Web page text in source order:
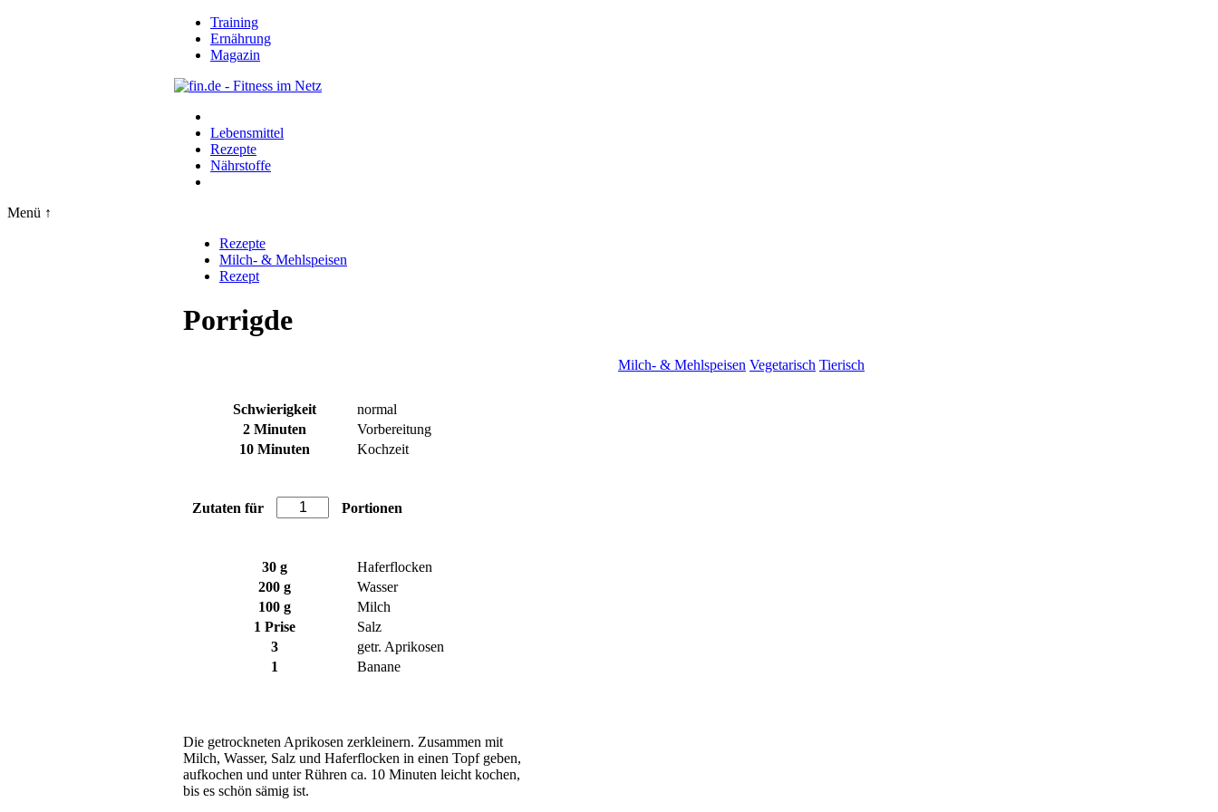
Training
Ernährung
Magazin
Lebensmittel
Rezepte
Nährstoffe
Menü ↑
Rezepte
Milch- & Mehlspeisen
Rezept
Porrigde
Milch- & Mehlspeisen Vegetarisch Tierisch
Schwierigkeit
normal
2 Minuten
Vorbereitung
10 Minuten
Kochzeit
Zutaten für Portionen
30g
Haferflocken
200g
Wasser
100g
Milch
1Prise
Salz
3
getr. Aprikosen
1
Banane
Die getrockneten Aprikosen zerkleinern. Zusammen mit
Milch, Wasser, Salz und Haferflocken in einen Topf geben,
aufkochen und unter Rühren ca. 10 Minuten leicht kochen,
bis es schön sämig ist.